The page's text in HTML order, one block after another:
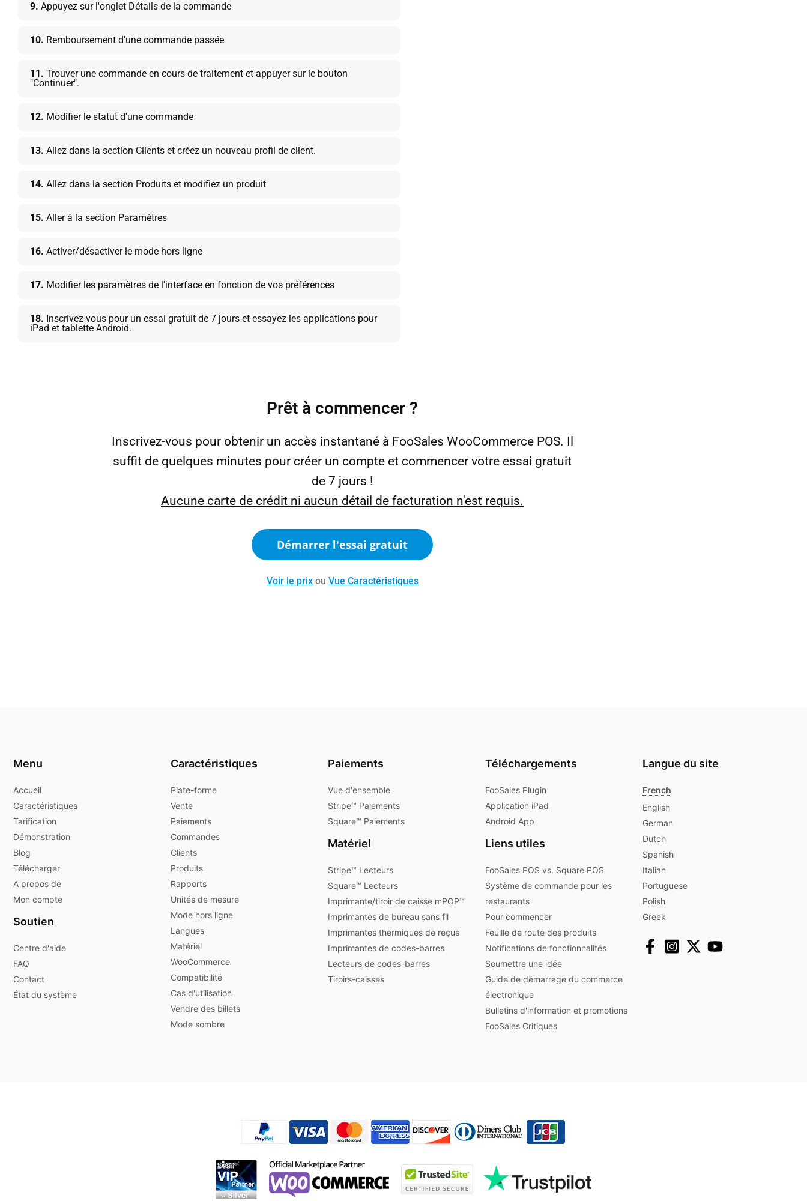
9. Appuyez sur l'onglet Détails de la commande
10. Remboursement d'une commande passée
11. Trouver une commande en cours de traitement et appuyer sur le bouton
"Continuer".
12. Modifier le statut d'une commande
13. Allez dans la section Clients et créez un nouveau profil de client.
14. Allez dans la section Produits et modifiez un produit
15. Aller à la section Paramètres
16. Activer/désactiver le mode hors ligne
17. Modifier les paramètres de l'interface en fonction de vos préférences
18. Inscrivez-vous pour un essai gratuit de 7 jours et essayez les applications pour
iPad et tablette Android.
Prêt à commencer ?
Inscrivez-vous pour obtenir un accès instantané à FooSales WooCommerce POS. Il
suffit de quelques minutes pour créer un compte et commencer votre essai gratuit
de 7 jours !
Aucune carte de crédit ni aucun détail de facturation n'est requis.
Démarrer l'essai gratuit
Voir le prixou Vue Caractéristiques
Menu
Accueil
Caractéristiques
Tarification
Démonstration
Blog
Télécharger
A propos de
Mon compte
Soutien
Centre d'aide
FAQ
Contact
État du système
Caractéristiques
Plate-forme
Vente
Paiements
Commandes
Clients
Produits
Rapports
Unités de mesure
Mode hors ligne
Langues
Matériel
WooCommerce
Compatibilité
Cas d'utilisation
Vendre des billets
Mode sombre
Paiements
Vue d'ensemble
Stripe™ Paiements
Square™ Paiements
Matériel
Stripe™ Lecteurs
Square™ Lecteurs
Imprimante/tiroir de caisse mPOP™
Imprimantes de bureau sans fil
Imprimantes thermiques de reçus
Imprimantes de codes-barres
Lecteurs de codes-barres
Tiroirs-caisses
Téléchargements
FooSales Plugin
Application iPad
Android App
Liens utiles
FooSales POS vs. Square POS
Système de commande pour les
restaurants
Pour commencer
Feuille de route des produits
Notifications de fonctionnalités
Soumettre une idée
Guide de démarrage du commerce
électronique
Bulletins d'information et promotions
FooSales Critiques
Langue du site
French
English
German
Dutch
Spanish
Italian
Portuguese
Polish
Greek